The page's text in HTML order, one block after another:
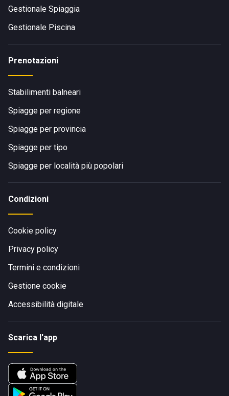
Gestionale Spiaggia
Gestionale Piscina
Prenotazioni
Stabilimenti balneari
Spiagge per regione
Spiagge per provincia
Spiagge per tipo
Spiagge per località più popolari
Condizioni
Cookie policy
Privacy policy
Termini e condizioni
Gestione cookie
Accessibilità digitale
Scarica l'app